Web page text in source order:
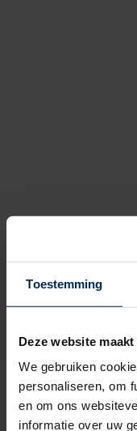
Toestemming
Deze website
We gebruiken
personaliseren, om
en om ons
informatie over uw